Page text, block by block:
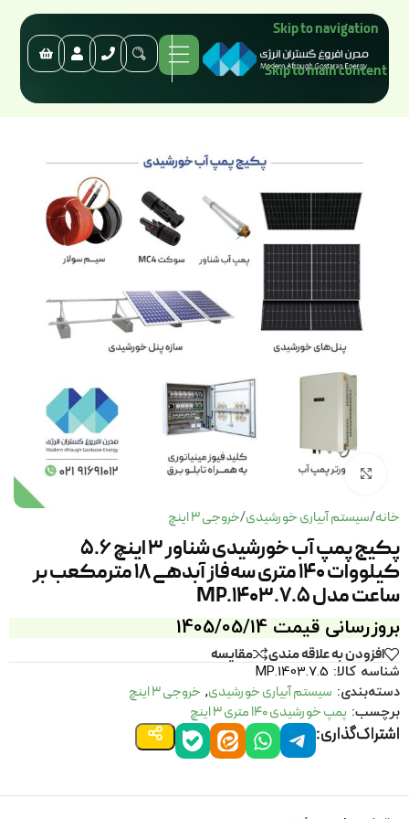
Skip to navigation
Skip to main content
برای بزرگنمایی کلیک کنید
خانه/سیستم آبیاری خورشیدی/خروجی 3 اینچ
پکیج پمپ آب خورشیدی شناور 3 اینچ 5.6
کیلووات 140 متری سه‌فاز آبدهی 18 مترمکعب بر
ساعت مدل MP.1403.7.5
بروزرسانی قیمت 1405/05/14
افزودن به علاقه مندی مقايسه
شناسه کالا: MP.1403.7.5
دسته‌بندی: سیستم آبیاری خورشیدی, خروجی 3 اینچ
برچسب: پمپ خورشیدی 140 متری 3 اینچ
اشتراک‌گذاری: